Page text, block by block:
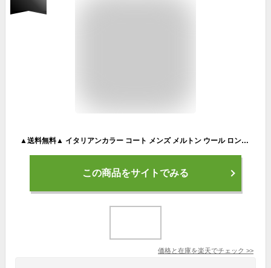
▲送料無料▲ イタリアンカラー コート メンズ メルトン ウール ロングコート 秋 冬 アウター BITTER ビター系【イタリアンカラーウール混メルトンロングコート】ステンカラ―コート 秋冬 ロング 丈 毛 羽織り チェスターコート キレイめ 無地
この商品をサイトでみる
価格と在庫を楽天でチェック >>